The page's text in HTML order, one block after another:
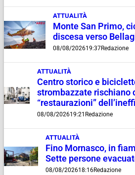
ATTUALITÀ
Monte San Primo,
discesa verso
08/08/202619:37Redazione
ATTUALITÀ
Centro storico e
strombazzate rischiano
“restaurazioni”
08/08/202619:21 Redazione
ATTUALITÀ
Fino Mornasco, in
Sette persone
08/08/202618:16Redazione